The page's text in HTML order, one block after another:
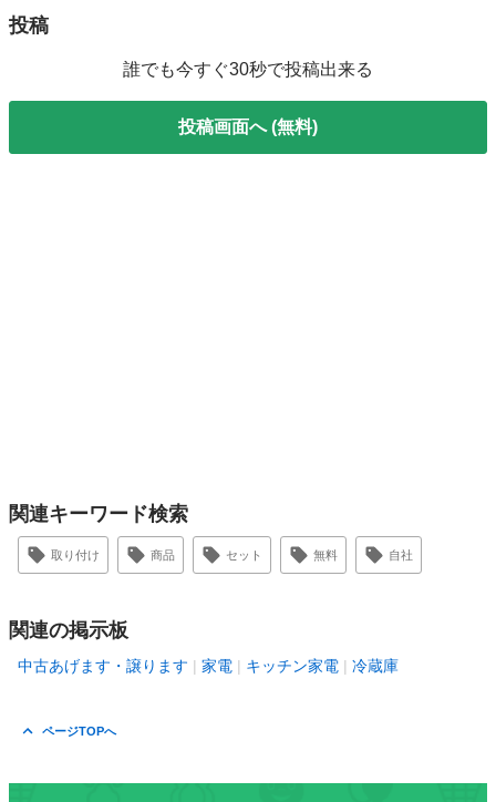
投稿
誰でも今すぐ30秒で投稿出来る
投稿画面へ (無料)
関連キーワード検索
取り付け 商品 セット 無料 自社
関連の掲示板
中古あげます・譲ります 家電 キッチン家電 冷蔵庫
ページTOPへ